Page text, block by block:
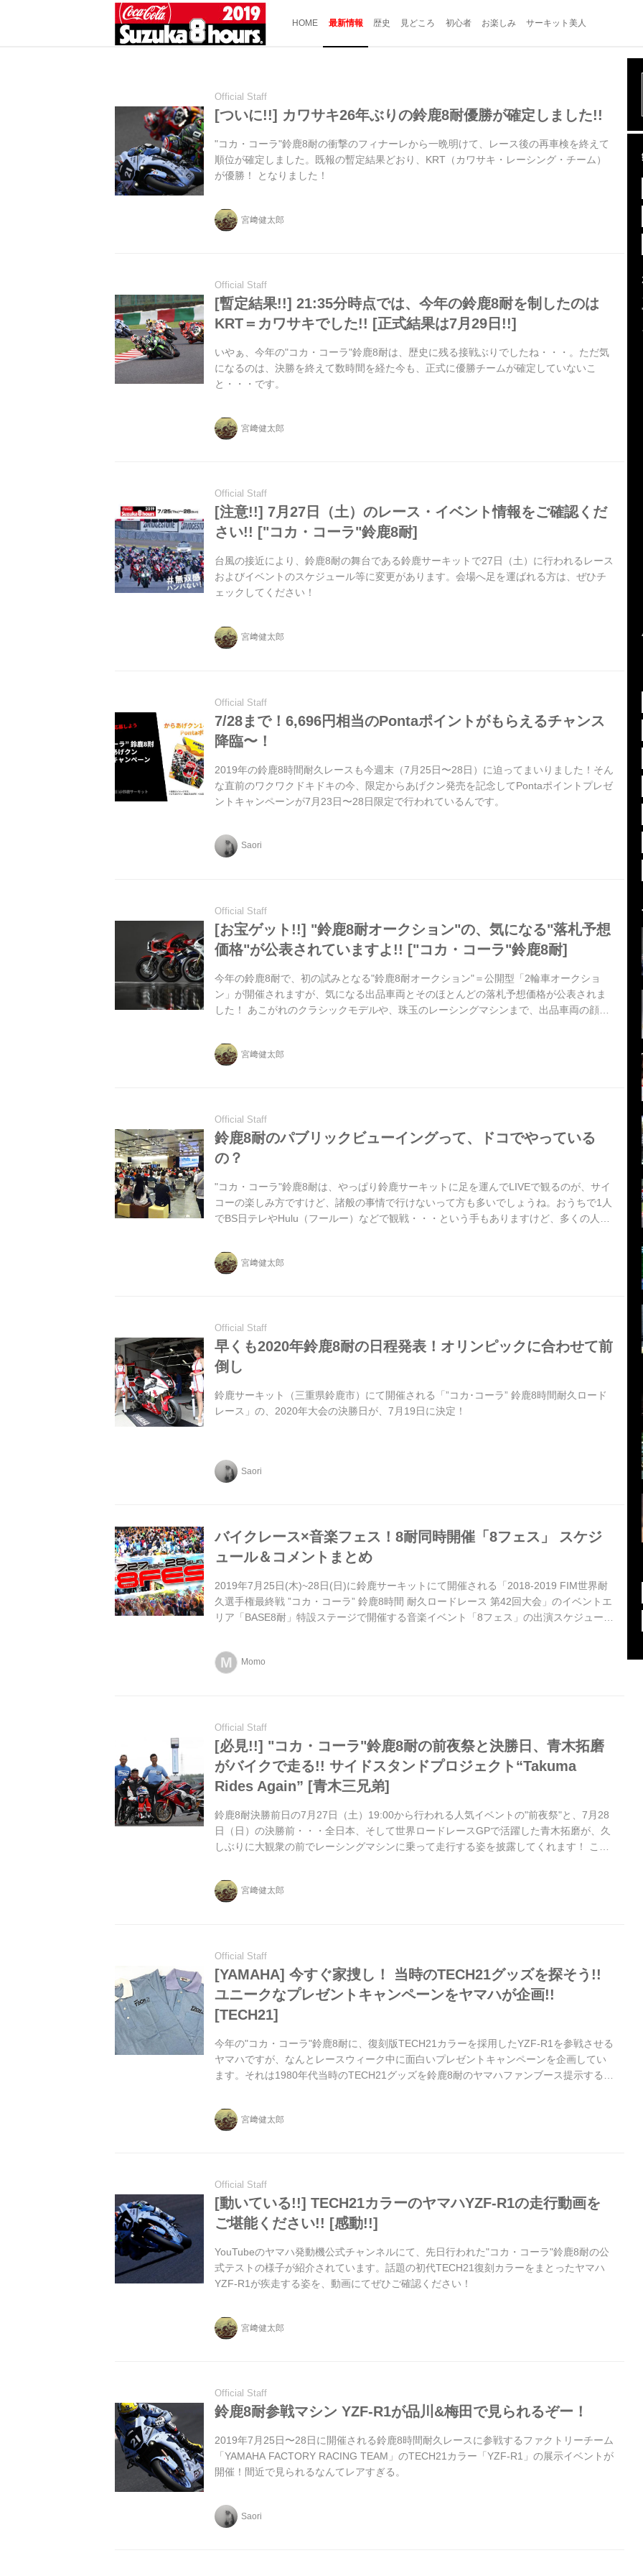
HOME 最新情報 歴史 見どころ 初心者 お楽しみ サーキット美人
Official Staff
[ついに!!] カワサキ26年ぶりの鈴鹿8耐優勝が確定しました!!
"コカ・コーラ"鈴鹿8耐の衝撃のフィナーレから一晩明けて、レース後の再車検を終えて
順位が確定しました。既報の暫定結果どおり、KRT（カワサキ・レーシング・チーム）
が優勝！ となりました！
宮﨑健太郎
Official Staff
[暫定結果!!] 21:35分時点では、今年の鈴鹿8耐を制したのは
KRT＝カワサキでした!! [正式結果は7月29日!!]
いやぁ、今年の"コカ・コーラ"鈴鹿8耐は、歴史に残る接戦ぶりでしたね・・・。ただ気
になるのは、決勝を終えて数時間を経た今も、正式に優勝チームが確定していないこ
と・・・です。
宮﨑健太郎
Official Staff
[注意!!] 7月27日（土）のレース・イベント情報をご確認くだ
さい!! ["コカ・コーラ"鈴鹿8耐]
台風の接近により、鈴鹿8耐の舞台である鈴鹿サーキットで27日（土）に行われるレース
およびイベントのスケジュール等に変更があります。会場へ足を運ばれる方は、ぜひチ
ェックしてください！
宮﨑健太郎
Official Staff
7/28まで！6,696円相当のPontaポイントがもらえるチャンス
降臨〜！
2019年の鈴鹿8時間耐久レースも今週末（7月25日〜28日）に迫ってまいりました！そん
な直前のワクワクドキドキの今、限定からあげクン発売を記念してPontaポイントプレゼ
ントキャンペーンが7月23日〜28日限定で行われているんです。
Saori
Official Staff
[お宝ゲット!!] "鈴鹿8耐オークション"の、気になる"落札予想
価格"が公表されていますよ!! ["コカ・コーラ"鈴鹿8耐]
今年の鈴鹿8耐で、初の試みとなる"鈴鹿8耐オークション"＝公開型「2輪車オークショ
ン」が開催されますが、気になる出品車両とそのほとんどの落札予想価格が公表されま
した！ あこがれのクラシックモデルや、珠玉のレーシングマシンまで、出品車両の顔ぶ
ンジしてください！
宮﨑健太郎
Official Staff
鈴鹿8耐のパブリックビューイングって、ドコでやっている
の？
"コカ・コーラ"鈴鹿8耐は、やっぱり鈴鹿サーキットに足を運んでLIVEで観るのが、サイ
コーの楽しみ方ですけど、諸般の事情で行けないって方も多いでしょうね。おうちで1人
でBS日テレやHulu（フールー）などで観戦・・・という手もありますけど、多くの人と
がでしょうか？
宮﨑健太郎
Official Staff
早くも2020年鈴鹿8耐の日程発表！オリンピックに合わせて前
倒し
鈴鹿サーキット（三重県鈴鹿市）にて開催される「”コカ･コーラ” 鈴鹿8時間耐久ロード
レース」の、2020年大会の決勝日が、7月19日に決定！
Saori
バイクレース×音楽フェス！8耐同時開催「8フェス」 スケジ
ュール＆コメントまとめ
2019年7月25日(木)~28日(日)に鈴鹿サーキットにて開催される「2018-2019 FIM世界耐
久選手権最終戦 ”コカ・コーラ” 鈴鹿8時間 耐久ロードレース 第42回大会」のイベントエ
リア「BASE8耐」特設ステージで開催する音楽イベント「8フェス」の出演スケジュール
M Momo
Official Staff
[必見!!] "コカ・コーラ"鈴鹿8耐の前夜祭と決勝日、青木拓磨
がバイクで走る!! サイドスタンドプロジェクト“Takuma
Rides Again” [青木三兄弟]
鈴鹿8耐決勝前日の7月27日（土）19:00から行われる人気イベントの"前夜祭"と、7月28
日（日）の決勝前・・・全日本、そして世界ロードレースGPで活躍した青木拓磨が、久
しぶりに大観衆の前でレーシングマシンに乗って走行する姿を披露してくれます！ これ
宮﨑健太郎
Official Staff
[YAMAHA] 今すぐ家捜し！ 当時のTECH21グッズを探そう!!
ユニークなプレゼントキャンペーンをヤマハが企画!!
[TECH21]
今年の"コカ・コーラ"鈴鹿8耐に、復刻版TECH21カラーを採用したYZF-R1を参戦させる
ヤマハですが、なんとレースウィーク中に面白いプレゼントキャンペーンを企画してい
ます。それは1980年代当時のTECH21グッズを鈴鹿8耐のヤマハファンブース提示するだ
のかあちゃん・・・もとい、母上に電話して家捜しをしてもらいましょう！（笑）
宮﨑健太郎
Official Staff
[動いている!!] TECH21カラーのヤマハYZF-R1の走行動画を
ご堪能ください!! [感動!!]
YouTubeのヤマハ発動機公式チャンネルにて、先日行われた"コカ・コーラ"鈴鹿8耐の公
式テストの様子が紹介されています。話題の初代TECH21復刻カラーをまとったヤマハ
YZF-R1が疾走する姿を、動画にてぜひご確認ください！
宮﨑健太郎
Official Staff
鈴鹿8耐参戦マシン YZF-R1が品川&梅田で見られるぞー！
2019年7月25日〜28日に開催される鈴鹿8時間耐久レースに参戦するファクトリーチーム
「YAMAHA FACTORY RACING TEAM」のTECH21カラー「YZF-R1」の展示イベントが
開催！間近で見られるなんてレアすぎる。
Saori